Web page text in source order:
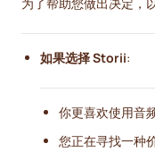
如果选择 Storii:
你更喜欢使用音
您正在寻找一种